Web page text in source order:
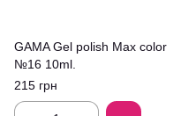
GAMA Gel polish Max color
№16 10ml.
215 грн